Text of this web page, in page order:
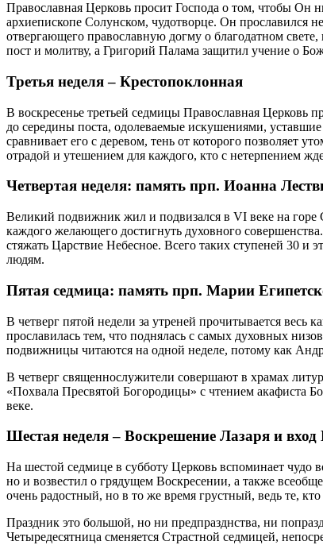
Православная Церковь просит Господа о том, чтобы Он
архиепископе Солунском, чудотворце. Он прославился
отвергающего православную догму о благодатном
пост и молитву, а Григорий Палама защитил учение о
Третья неделя– Крестопоклонная
В воскресенье третьей седмицы Православная Церковь
до середины поста, одолеваемые искушениями,
сравнивает его с деревом, тень от которого позволяет
отрадой и утешением для каждого, кто с нетерпением
Четвертая неделя: память прп. Иоанна
Великий подвижник жил и подвизался в VI веке на горе
каждого желающего достигнуть духовного
стяжать Царствие Небесное. Всего таких ступеней 30
людям.
Пятая седмица: память прп. Марии
В четверг пятой недели за утреней прочитывается весь
прославилась тем, что поднялась с самых духовных
подвижницы читаются на одной неделе, потому как
В четверг священнослужители совершают в храмах
«Похвала Пресвятой Богородицы» с чтением акафиста
веке.
Шестая неделя– Воскрешение Лазаря и вход
На шестой седмице в субботу Церковь вспоминает чудо
но и возвестил о грядущем Воскресении, а также
очень радостный, но в то же время грустный, ведь те,
Праздник это большой, но ни предпразднства, ни
Четыредесятница сменяется Страстной седмицей,